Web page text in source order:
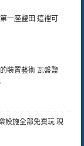
一座鹽田 這裡可
裝置藝術 瓦盤鹽
設施全部免費玩 現